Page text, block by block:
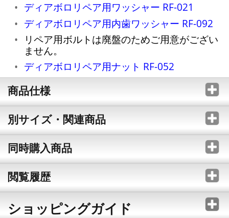
ディアボロリペア用ワッシャー RF-021
ディアボロリペア用内歯ワッシャー RF-092
リペア用ボルトは廃盤のためご用意がござい
ません。
ディアボロリペア用ナット RF-052
商品仕様
別サイズ・関連商品
同時購入商品
閲覧履歴
ショッピングガイド